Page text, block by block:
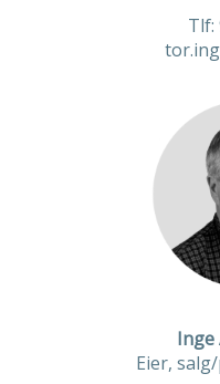
Tlf:
Inge
Eier,